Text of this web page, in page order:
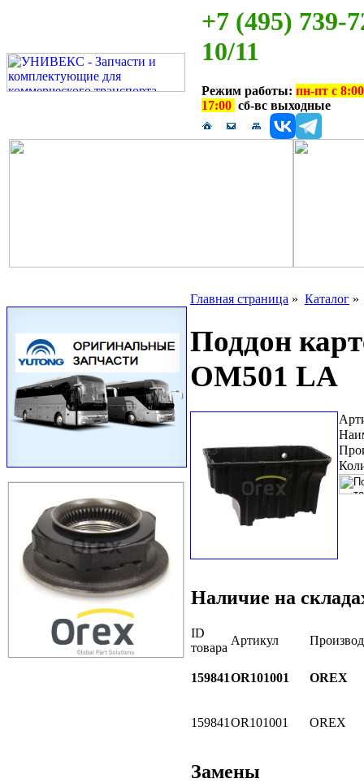
+7 (495) 739-
10/11
Режим работы: пн-пт с
17:00 сб-вс выходные
Главная страница » Каталог
Поддон
OM501 LA
Наличие на
ID
товара
Артикул
159841OR101001 OREX
159841 OR101001 OREX
Замены